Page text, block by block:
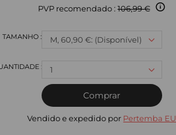
PVP recomendado : 106,99 €
M, 60,90 €: (Disponível)
1
Comprar
Vendido e expedido por Pertemba EU